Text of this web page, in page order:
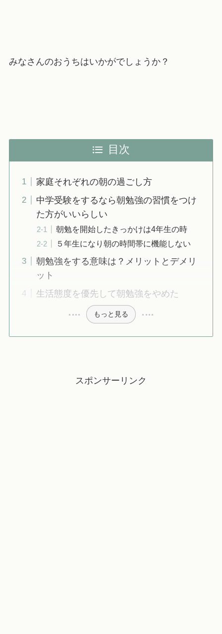
みなさんのおうちはいかがでしょうか？
目次
家庭それぞれの朝の過ごし方
中学受験をするなら朝勉強の習慣をつけ
た方がいいらしい
朝勉を開始したきっかけは4年生の時
５年生になり朝の時間帯に機能しない
朝勉強をする意味は？メリットとデメリ
ット
生活態度を優先して朝勉強をやめた
もっと見る
スポンサーリンク